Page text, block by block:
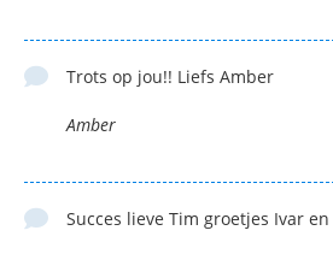
Trots op jou!! Liefs Amber
Amber
Succes lieve Tim groetjes Ivar